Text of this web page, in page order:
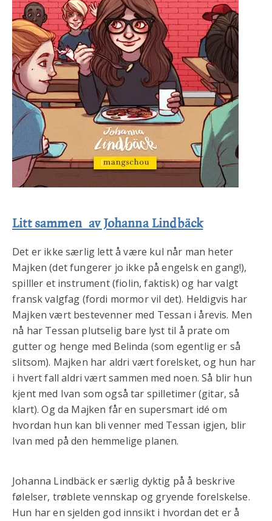
Litt sammenav Johanna Lindbäck
Det er ikke særlig lett å være kul når man heter
Majken (det fungerer jo ikke på engelsk en gang!),
spilller et instrument (fiolin, faktisk) og har valgt
fransk valgfag (fordi mormor vil det). Heldigvis har
Majken vært bestevenner med Tessan i årevis. Men
nå har Tessan plutselig bare lyst til å prate om
gutter og henge med Belinda (som egentlig er så
slitsom). Majken har aldri vært forelsket, og hun har
i hvert fall aldri vært sammen med noen. Så blir hun
kjent med Ivan som også tar spilletimer (gitar, så
klart). Og da Majken får en supersmart idé om
hvordan hun kan bli venner med Tessan igjen, blir
Ivan med på den hemmelige planen.
Johanna Lindbäck er særlig dyktig på å beskrive
følelser, trøblete vennskap og gryende forelskelse.
Hun har en sjelden god innsikt i hvordan det er å